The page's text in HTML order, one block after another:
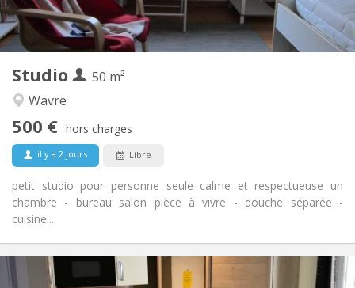
Studio
50 m²
Wavre
500 € hors charges
il y a 2 jours Libre
petit studio pour personne seule calme et respectueuse un
chambre - bureau salon pièce à vivre - douche séparée -
cuisine...
Cuisine:
Privée (pièce distincte)
Superficie:
50 m
Pièces privées:
3
Infos Pratiques